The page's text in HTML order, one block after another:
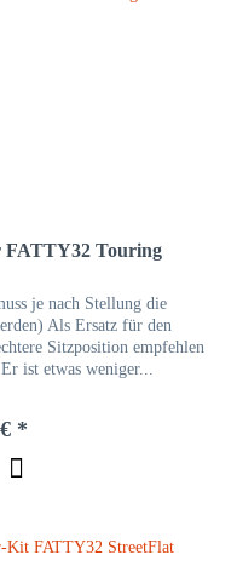
FATTY32 Touring
je nach Stellung die
Als Ersatz für den
Sitzposition empfehlen
ist etwas weniger...
*